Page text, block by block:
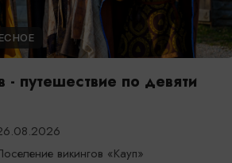
- путешествие по девяти
викингов «Кауп»